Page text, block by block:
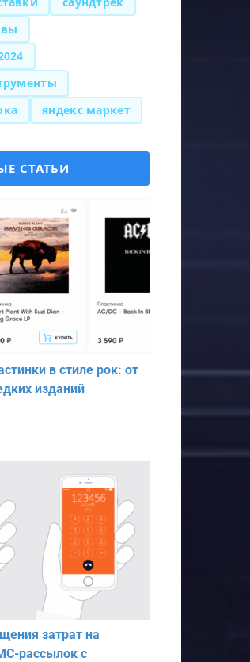
яндекс маркет
СТАТЬИ
в стиле рок: от
изданий
затрат на
рассылок с